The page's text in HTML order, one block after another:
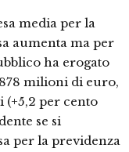
media per la
aumenta ma per
ha erogato
milioni di euro,
per cento
se si
per la previdenza